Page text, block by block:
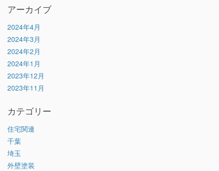
アーカイブ
2024年4月
2024年3月
2024年2月
2024年1月
2023年12月
2023年11月
カテゴリー
住宅関連
千葉
埼玉
外壁塗装